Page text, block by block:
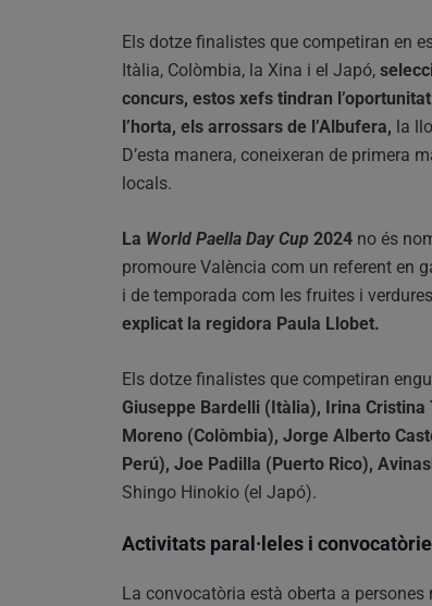
Els dotze finalistes que competiran en
Itàlia, Colòmbia, la Xina i el Japó,
concurs, estos xefs tindran
l’horta, els arrossars de l’Albufera, la
D’esta manera, coneixeran de
locals.
La World Paella Day Cup 2024 no és
promoure València com un referent en
i de temporada com les fruites i verdures
explicat la regidora Paula Llobet.
Els dotze finalistes que competiran
Giuseppe Bardelli (Itàlia), Irina
Moreno (Colòmbia), Jorge Alberto
Perú), Joe Padilla (Puerto Rico),
Shingo Hinokio (el Japó).
Activitats paral·leles i
La convocatòria està oberta a